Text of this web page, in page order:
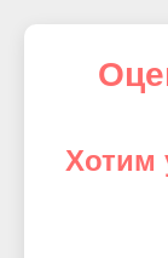
Хотим